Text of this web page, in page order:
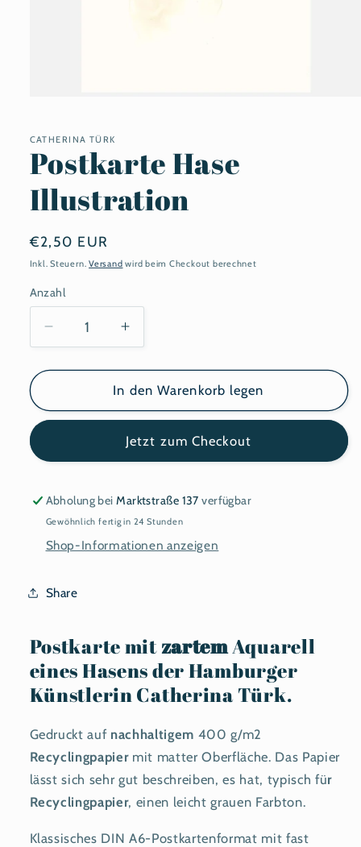
Modal
CATHERINA TÜRK
Postkarte Hase
Illustration
Normaler
Preis
€2,50 EUR
Inkl. Steuern.Versand wird beim Checkout berechnet
Anzahl
Anzahl
Verringere
die
Menge
Postkarte
Erhöhe
die
Menge
für
Postkarte
Illustration
In den Warenkorb legen
Jetzt zum Checkout
Abholung beiMarktstraße 137 verfügbar
Gewöhnlich fertig in 24 Stunden
Shop-Informationen anzeigen
Share
Postkarte mitzartemAquarell
eines Hasens der Hamburger
Künstlerin Catherina Türk.
Gedruckt auf nachhaltigem 400 g/m2
Recyclingpapiermit matter Oberfläche. Das Papier
lässt sich sehr gut beschreiben, es hat, typisch für
Recyclingpapier, einen leicht grauen Farbton.
Klassisches DIN A6-Postkartenformat mit fast